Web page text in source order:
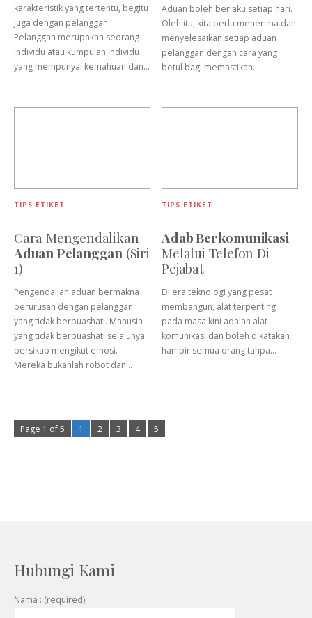
karakteristik yang tertentu, begitu
juga dengan pelanggan.
Pelanggan merupakan seorang
individu atau kumpulan individu
yang mempunyai kemahuan dan…
Aduan boleh berlaku setiap hari.
Oleh itu, kita perlu menerima dan
menyelesaikan setiap aduan
pelanggan dengan cara yang
betul bagi memastikan…
TIPS ETIKET
Cara Mengendalikan
Aduan Pelanggan (Siri
1)
Pengendalian aduan bermakna
berurusan dengan pelanggan
yang tidak berpuashati. Manusia
yang tidak berpuashati selalunya
bersikap mengikut emosi.
Mereka bukanlah robot dan…
TIPS ETIKET
Adab Berkomunikasi
Melalui Telefon Di
Pejabat
Di era teknologi yang pesat
membangun, alat terpenting
pada masa kini adalah alat
komunikasi dan boleh dikatakan
hampir semua orang tanpa…
Page 1 of 5 1 2 3 4 5
Hubungi Kami
Nama : (required)